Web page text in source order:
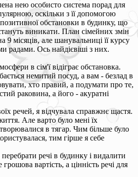
нею особисто система порад для
оскільки з її допомогою
обстановки в будинку, що
виникати. План сімейних змін
9 місяців, але шанувальниці її курсу
радами. Ось найдієвіші з них.
в сім'ї відіграє обстановка.
немитий посуд, а вам - безлад в
хто правий, а подумати про те,
раковина, а його - акуратні
речей, я відчувала справжнє щастя.
Але варто було мені їх
в тягар. Чим більше було
тим гірше я себе
речі в будинку і видалити
вартість, а цінність речі для